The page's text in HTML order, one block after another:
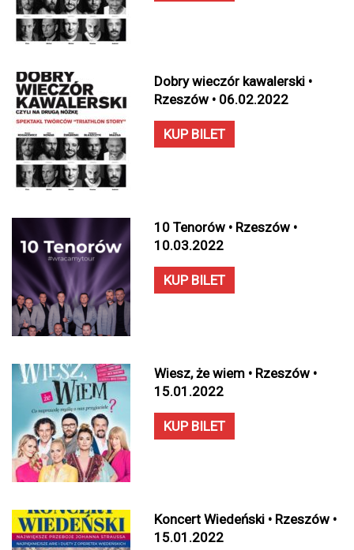
Dobry wieczór kawalerski •
Rzeszów • 06.02.2022
KUP BILET
10 Tenorów • Rzeszów •
10.03.2022
KUP BILET
Wiesz, że wiem • Rzeszów •
15.01.2022
KUP BILET
Koncert Wiedeński • Rzeszów •
15.01.2022